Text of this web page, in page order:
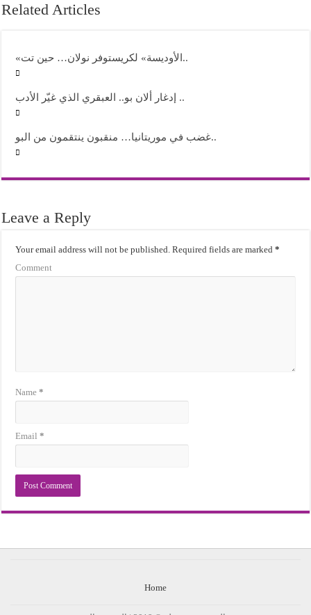
Related Articles
«الأوديسة» لكريستوفر نولان… حين تت..
إدغار ألان بو.. العبقري الذي غيّر الأدب ..
غضب في موريتانيا… منقبون ينتقمون من البو..
Leave a Reply
Your email address will not be published. Required fields are marked*
Comment
Name*
Email*
Home